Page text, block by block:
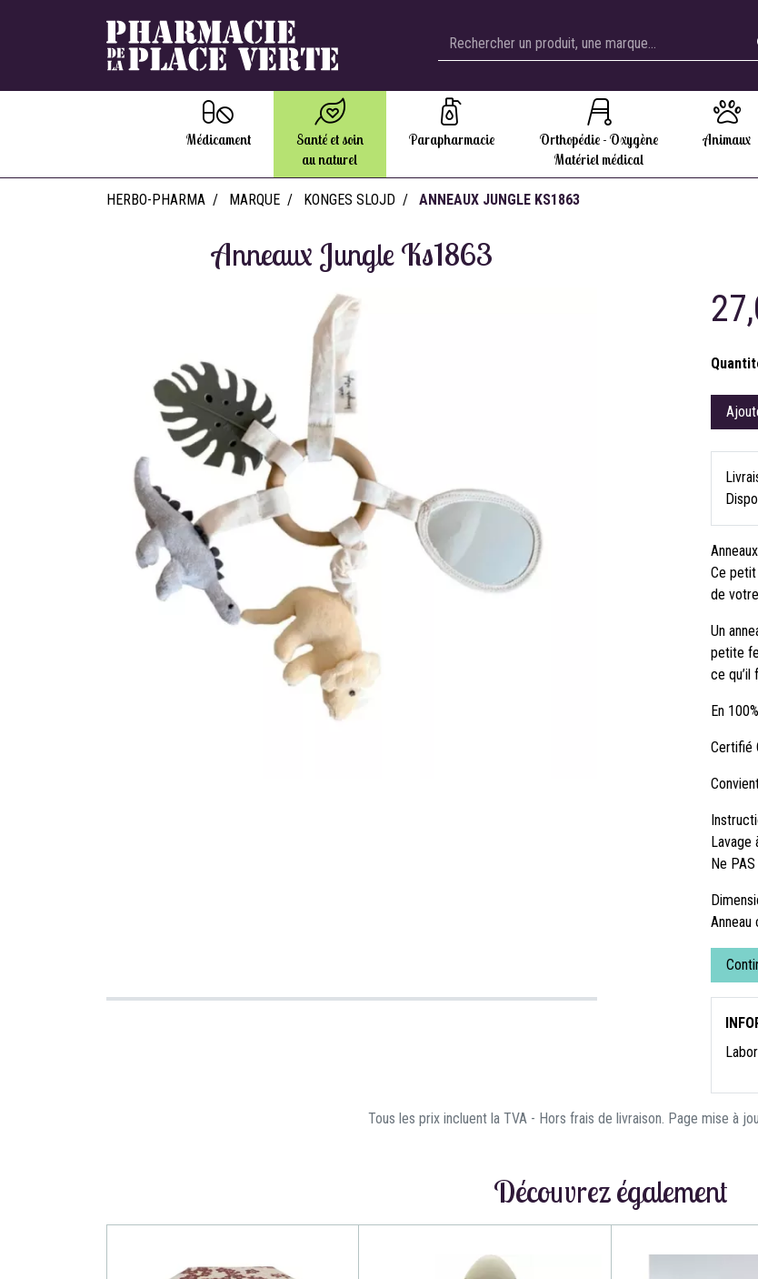
Médicament
Santé et soin
au naturel
Parapharmacie
Orthopédie - Oxygène
Matériel médical
Animaux
HERBO-PHARMA MARQUE KONGES SLOJD ANNEAUX JUNGLE KS1863
Anneaux Jungle Ks1863
Ce petit
de
Un
petite
ce
En
Certifié
Lavage
Ne
Tous les prix incluent la TVA - Hors frais de livraison. Page mise à
Découvrez également